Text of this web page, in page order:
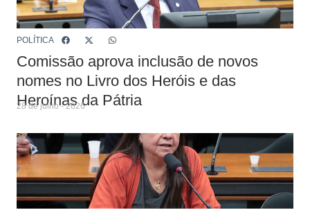
POLÍTICA
Comissão aprova inclusão de novos
nomes no Livro dos Heróis e das
Heroínas da Pátria
28 de julho - 2026